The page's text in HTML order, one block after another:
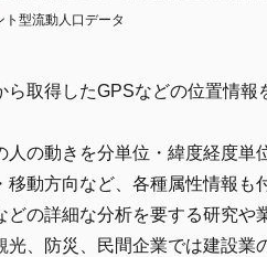
ト型流動人口データ
取得したGPSなどの位置情報
の動きを分単位・緯度経度単
動方向など、各種属性情報も
の詳細な分析を要する研究や
、防災、民間企業では建設業